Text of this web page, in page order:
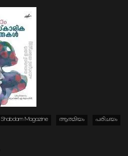
Shabdam Magazine ആത്മിയം പരിചയം